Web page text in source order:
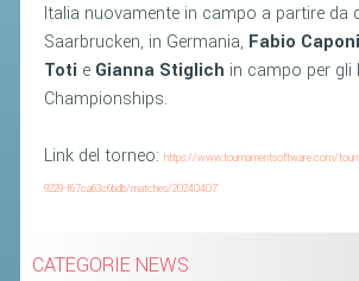
Italia nuovamente in campo a partire da
Saarbrucken, in Germania, Fabio
Toti e Gianna Stiglich in campo per gli
Championships.
Link del torneo: https://www.tournamentsoftware.com/
9229-f67ca63c6bdb/matches/20240407
CATEGORIE NEWS
VOLA CON NOI
CENTRI TECNICI
AFFILIAZIONE E